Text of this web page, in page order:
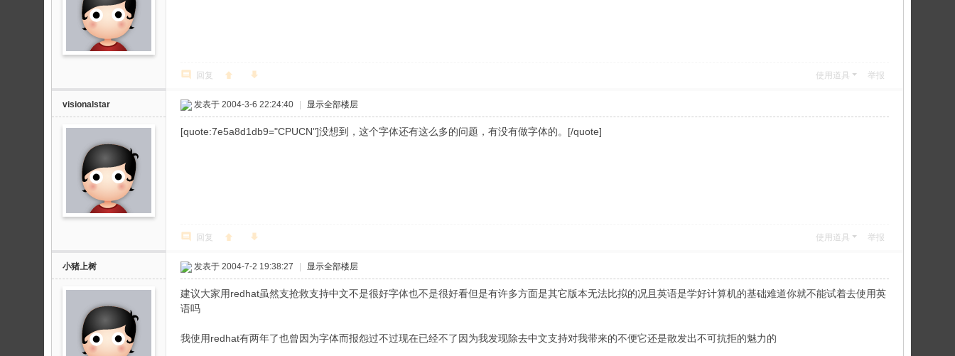
回复 使用道具 举报
visionalstar 发表于 2004-3-6 22:24:40 显示全部楼层
[quote:7e5a8d1db9="CPUCN"]没想到，这个字体还有这么多的问题，有没有做字体的。[/quote]
回复 使用道具 举报
小猪上树 发表于 2004-7-2 19:38:27 显示全部楼层
建议大家用redhat虽然支抢救支持中文不是很好字体也不是很好看但是有许多方面是其它版本无法比拟的况且英语是学好计算机的基础难道你就不能试着去使用英
语吗
我使用redhat有两年了也曾因为字体而报怨过不过现在已经不了因为我发现除去中文支持对我带来的不便它还是散发出不可抗拒的魅力的